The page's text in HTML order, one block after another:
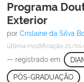
Programa
Exterior
por Crislaine da Silva
última modificação 21/
— registrado em:
PÓS-GRADUAÇÃO